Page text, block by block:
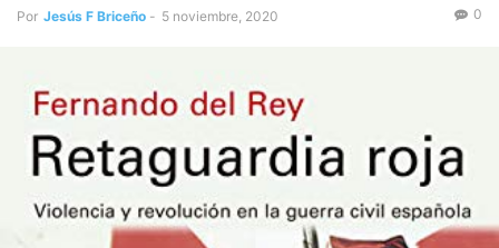
Por Jesús F Briceño - 5 noviembre, 2020 0